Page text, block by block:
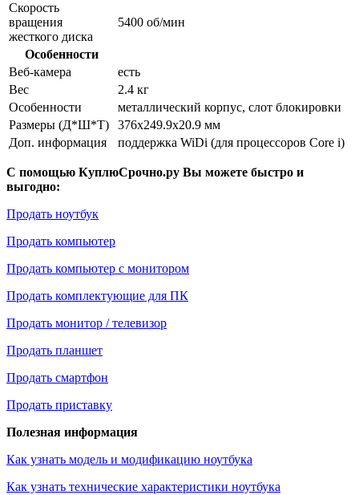
Скорость
вращения
жесткого диска
5400 об/мин
Особенности
Веб-камера
есть
Вес
2.4 кг
Особенности
металлический корпус, слот блокировки
Размеры (Д*Ш*Т)
376x249.9x20.9 мм
Доп. информация
поддержка WiDi (для процессоров Core i)
С помощью КуплюСрочно.ру Вы можете быстро и
выгодно:
Продать ноутбук
Продать компьютер
Продать компьютер с монитором
Продать комплектующие для ПК
Продать монитор / телевизор
Продать планшет
Продать смартфон
Продать приставку
Полезная информация
Как узнать модель и модификацию ноутбука
Как узнать технические характеристики ноутбука